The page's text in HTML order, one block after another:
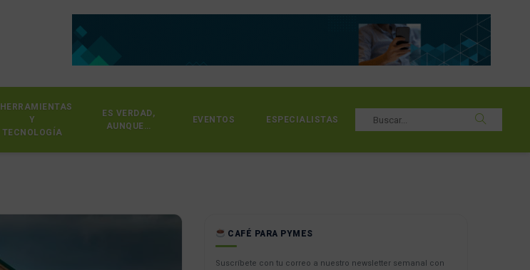
HERRAMIENTAS
Y
TECNOLOGÍA
ES VERDAD,
AUNQUE…
EVENTOS ESPECIALISTAS
CAFÉ PARA PYMES
Suscríbete con tu correo a nuestro newsletter semanal con